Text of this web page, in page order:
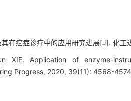
其在癌症诊疗中的应用研究进展[J]. 化
XIE. Application of enzyme-
Progress, 2020, 39(11): 4568-